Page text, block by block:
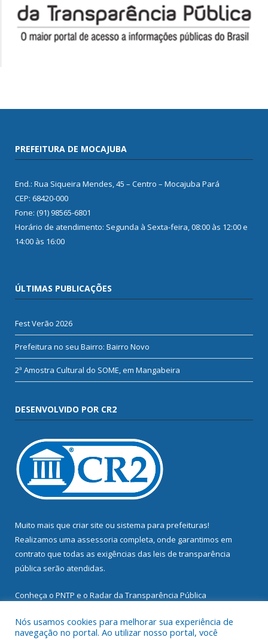
PREFEITURA DE MOCAJUBA
End.: Rua Siqueira Mendes, 45 – Centro – Mocajuba Pará
CEP: 68420-000
Fone: (91) 98565-6801
Horário de atendimento: Segunda à Sexta-feira, 08:00 às 12:00 e
14:00 às 16:00
ÚLTIMAS PUBLICAÇÕES
Fest Verão 2026
Prefeitura no seu Bairro: Bairro Novo
2ª Amostra Cultural do SOME, em Mangabeira
DESENVOLVIDO POR CR2
Muito mais que criar site ou sistema para prefeituras!
Realizamos uma assessoria completa, onde garantimos em
contrato que todas as exigências das leis de transparência
pública serão atendidas.
Conheça o PNTP e o Radar da Transparência Pública
Nós usamos cookies para melhorar sua experiência de
navegação no portal. Ao utilizar nosso portal, você